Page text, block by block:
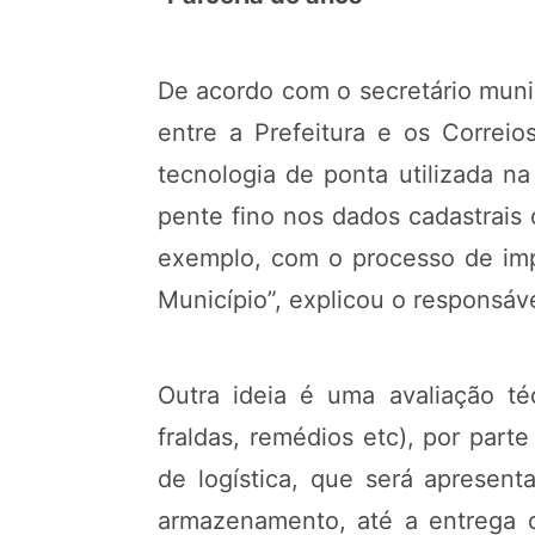
De acordo com o secretário
entre a Prefeitura e os
tecnologia de ponta utilizada
pente fino nos dados
exemplo, com o processo de
Município”, explicou o
Outra ideia é uma avaliação
fraldas, remédios etc), por
de logística, que será
armazenamento, até a